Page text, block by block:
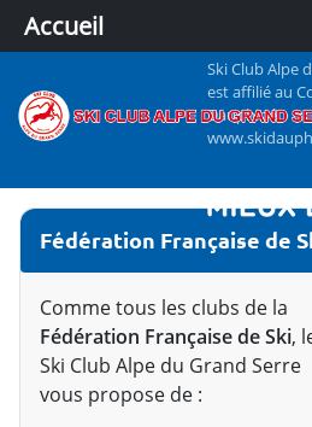
Ski Club Alpe
est affilié au
Dauphiné
Fédération Française de
Comme tous les clubs de la
Fédération Française de Ski,
Ski Club Alpe du Grand Serre
vous propose de :
Accueil